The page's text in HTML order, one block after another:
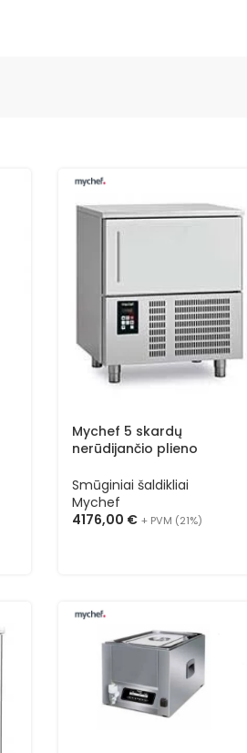
Mychef 5 skardų
nerūdijančio plieno
TCHA05TG (išilginis)
Smūginiai šaldikliai
Mychef
4176,00 € + PVM (21%)